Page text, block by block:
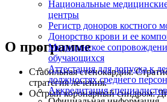
Национальные медицинские
центры
Регистр доноров костного
Донорство крови и ее
Медицинское
обучающихся
Аттестация для допуска к
должностях среднего
Аккредитация специалистов
О программе
Стабильная стенокардия:
стратегия лечения.
Острый коронарный синдром: